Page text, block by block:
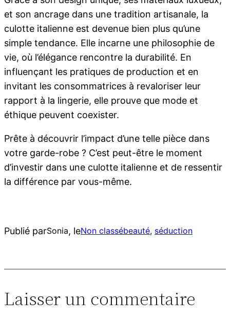
et son ancrage dans une tradition artisanale, la
culotte italienne est devenue bien plus qu’une
simple tendance. Elle incarne une philosophie de
vie, où l’élégance rencontre la durabilité. En
influençant les pratiques de production et en
invitant les consommatrices à revaloriser leur
rapport à la lingerie, elle prouve que mode et
éthique peuvent coexister.
Prête à découvrir l’impact d’une telle pièce dans
votre garde-robe ? C’est peut-être le moment
d’investir dans une culotte italienne et de ressentir
la différence par vous-même.
Publié parSonia, leNon classébeauté, séduction
Laisser un commentaire